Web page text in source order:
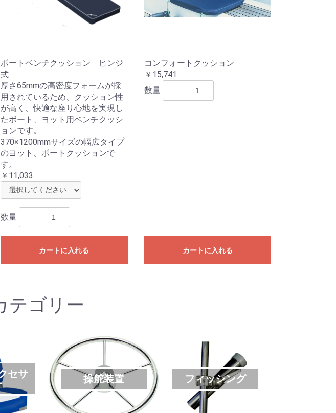
ボートベンチクッション ヒンジ
式
厚さ65mmの高密度フォームが採
用されているため、クッション性
が高く、快適な座り心地を実現し
たボート、ヨット用ベンチクッシ
ョンです。
370×1200mmサイズの幅広タイプ
のヨット、ボートクッションで
す。
￥11,033
数量
カートに入れる
コンフォートクッション
￥15,741
数量
カートに入れる
テゴリー
セサ
操舵装置 フィッシング